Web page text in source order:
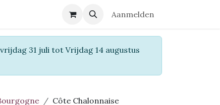
Aanmelden
31 juli tot Vrijdag 14 augustus
Côte Chalonnaise